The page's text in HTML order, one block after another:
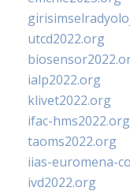
utcd2022.org
ialp2022.org
klivet2022.org
ifac-hms2022.org
taoms2022.org
iias-euromena-
ivd2022.org